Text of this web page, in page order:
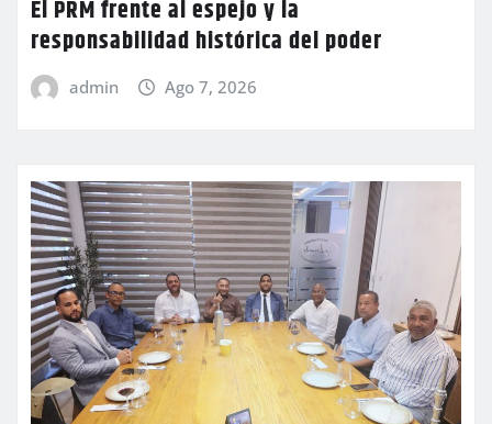
El PRM frente al espejo y la
responsabilidad histórica del poder
admin Ago 7, 2026